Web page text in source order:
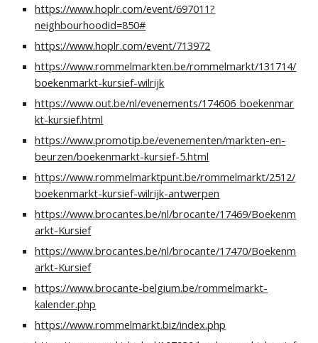
https://www.hoplr.com/event/697011?
neighbourhoodid=850#
https://www.hoplr.com/event/713972
https://www.rommelmarkten.be/rommelmarkt/131714/
boekenmarkt-kursief-wilrijk
https://www.out.be/nl/evenements/174606_boekenmar
kt-kursief.html
https://www.promotip.be/evenementen/markten-en-
beurzen/boekenmarkt-kursief-5.html
https://www.rommelmarktpunt.be/rommelmarkt/2512/
boekenmarkt-kursief-wilrijk-antwerpen
https://www.brocantes.be/nl/brocante/17469/Boekenm
arkt-Kursief
https://www.brocantes.be/nl/brocante/17470/Boekenm
arkt-Kursief
https://www.brocante-belgium.be/rommelmarkt-
kalender.php
https://www.rommelmarkt.biz/index.php